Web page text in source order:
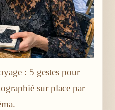
: 5 gestes pour
sur place par